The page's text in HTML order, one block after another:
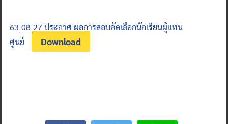
63_08_27 ประกาศ ผลการสอบคัดเลือกนักเรียนผู้แทน
ศูนย์
Download